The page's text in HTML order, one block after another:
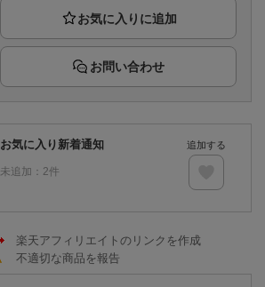
お問い合わせ
お気に入り新着通知
未追加： 2件
追加する
楽天アフィリエイトのリンクを作成
不適切な商品を報告